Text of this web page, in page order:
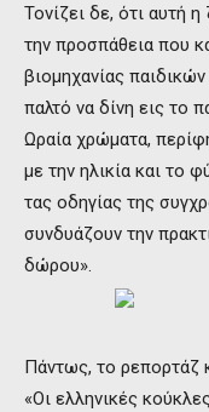
Τονίζει δε, ότι αυτή
την προσπάθεια που
βιομηχανίας
παλτό να δίνη εις το
Ωραία χρώματα,
με την ηλικία και το
τας οδηγίας της
συνδυάζουν την
δώρου».
Πάντως, το ρεπορτάζ
«Οι ελληνικές